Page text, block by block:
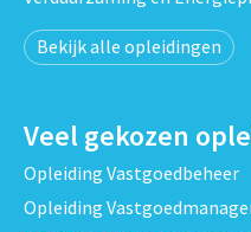
Bekijk alle opleidingen
Veel gekozen
Opleiding Vastgoedbeheer
Opleiding